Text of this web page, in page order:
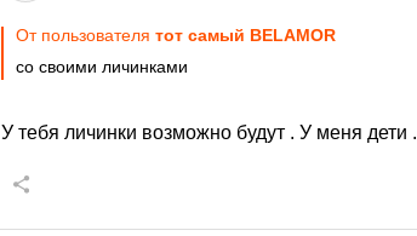
От пользователя тот самый BELAMOR
со своими личинками
У тебя личинки возможно будут . У меня дети .